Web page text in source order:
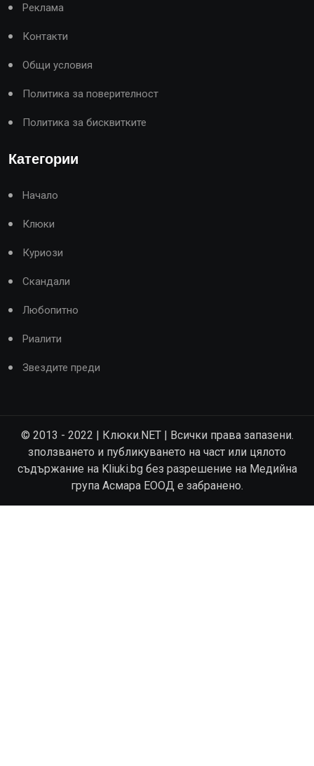
Реклама
Контакти
Общи условия
Политика за поверителност
Политика за бисквитките
Категории
Начало
Клюки
Куриози
Скандали
Любопитно
Риалити
Звездите преди
© 2013 - 2022 | Клюки.NET | Всички права запазени.
зползването и публикуването на част или цялото
съдържание на Kliuki.bg без разрешение на Медийна
група Асмара ЕООД е забранено.